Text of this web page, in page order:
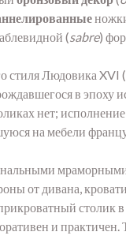
(sabre)
стиля Людовика XVI
в
нет;
на мебели
мраморными
от дивана,
столик
и